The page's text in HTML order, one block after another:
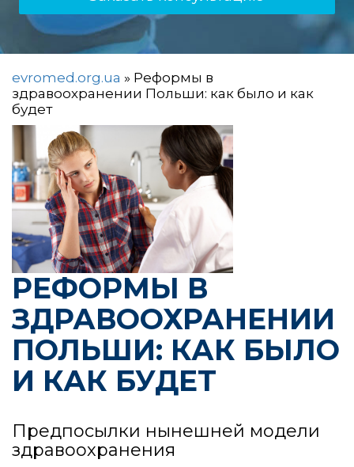
evromed.org.ua » Реформы в
здравоохранении Польши: как было и как
будет
РЕФОРМЫ В
ЗДРАВООХРАНЕНИИ
ПОЛЬШИ: КАК БЫЛО
И КАК БУДЕТ
Предпосылки нынешней модели
здравоохранения